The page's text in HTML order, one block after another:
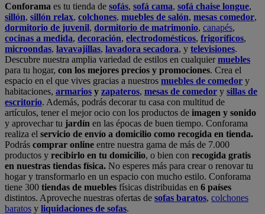
Conforama es tu tienda de sofás, sofá cama, sofá chaise longue,
sillón, sillón relax, colchones, muebles de salón, mesas comedor,
dormitorio de juvenil, dormitorio de matrimonio, canapés,
cocinas a medida, decoración, electrodomésticos, frigoríficos,
microondas, lavavajillas, lavadora secadora, y televisiones.
Descubre nuestra amplia variedad de estilos en cualquiermuebles
para tu hogar, con los mejores precios y promociones. Crea el
espacio en el que vives gracias a nuestros muebles de comedor y
habitaciones, armarios y zapateros, mesas de comedor y sillas de
escritorio. Además, podrás decorar tu casa con multitud de
artículos, tener el mejor ocio con los productos de imagen y sonido
y aprovechar tu jardín en las épocas de buen tiempo. Conforama
realiza el servicio de envío a domicilio como recogida en tienda.
Podrás comprar online entre nuestra gama de más de 7.000
productos y recibirlo en tu domicilio, o bien con recogida gratis
en nuestras tiendas física. No esperes más para crear o renovar tu
hogar y transformarlo en un espacio con mucho estilo. Conforama
tiene 300 tiendas de muebles físicas distribuidas en 6 países
distintos. Aproveche nuestras ofertas de sofas baratos, colchones
baratos y liquidaciones de sofas.